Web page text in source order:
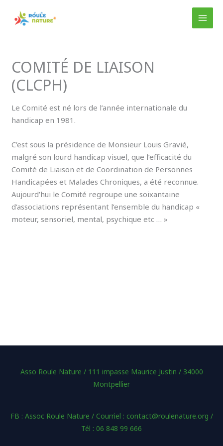
COMITÉ DE LIAISON
(CLCPH)
Le Comité est né lors de l’année internationale du
handicap en 1981.
C’est sous la présidence de Monsieur Louis Gravié,
malgré son lourd handicap visuel, que l’efficacité du
Comité de Liaison et de Coordination de Personnes
Handicapées et Malades Chroniques, a été reconnue.
Aujourd’hui le Comité regroupe une soixantaine
d’associations représentant l’ensemble du handicap «
moteur, sensoriel, mental, psychique etc … »
Asso Roule Nature / 111 impasse Maurice Justin / 34000
Montpellier
FB : Assoc Roule Nature / Courriel : contact@roulenature.org /
Tél : 06 848 99 666